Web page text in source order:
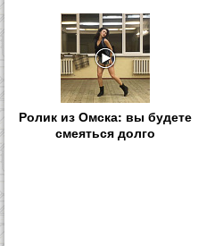
Ролик из Омска: вы будете
смеяться долго